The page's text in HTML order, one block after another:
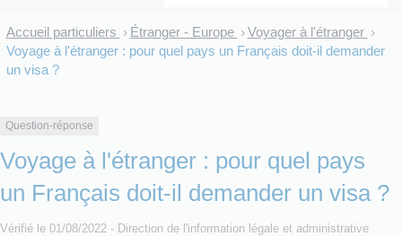
Accueil particuliers > Étranger - Europe > Voyager à l'étranger >
Voyage à l'étranger : pour quel pays un Français doit-il demander
un visa ?
Question-réponse
Voyage à l'étranger : pour quel pays
un Français doit-il demander un visa ?
Vérifié le 01/08/2022 - Direction de l'information légale et administrative